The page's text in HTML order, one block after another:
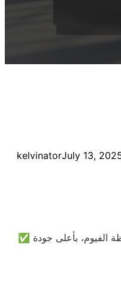
kelvinatorJuly 13,
✅ الفيوم، بأعلى جودة